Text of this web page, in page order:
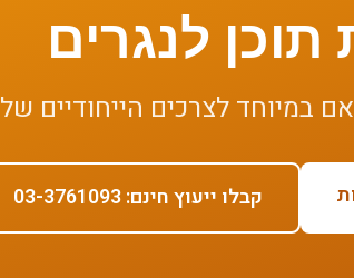
לנגרים
במיוחד לצרכים הייחודיים של
קבלו ייעוץ חינם: 03-3761093